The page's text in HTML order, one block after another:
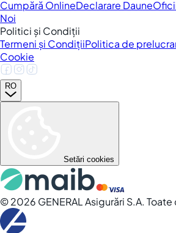
Cumpără OnlineDeclarare Daune
Noi
Politici și Condiții
Termeni și CondițiiPolitica de
Cookie
RO
Setări cookies
©2026 GENERAL Asigurări S.A.